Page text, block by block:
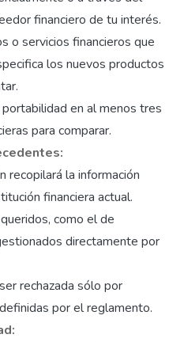
financiero de tu interés.
o servicios financieros que
los nuevos productos
en al menos tres
para comparar.
recopilará la información
financiera actual.
como el de
directamente por
rechazada sólo por
por el reglamento.